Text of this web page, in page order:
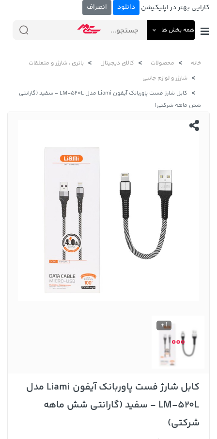
کارایی بهتر در اپلیکیشن دانلود انصراف
همه بخش ها
خانه محصولات کالای دیجیتال
باتری ، شارژر و متعلقات
شارژر و لوازم جانبی
کابل شارژ فست پاوربانک آیفون Liami مدل LM-520L - سفید (گارانتی
شش ماهه شرکتی)
1 +
کابل شارژ فست پاوربانک آیفون Liami مدل
LM-520L - سفید (گارانتی شش ماهه
شرکتی)